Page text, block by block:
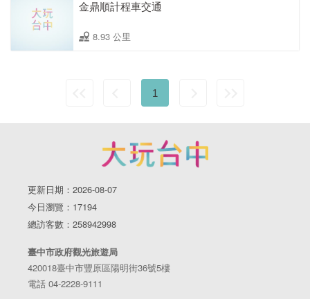
金鼎順計程車交通
8.93 公里
1
更新日期：2026-08-07
今日瀏覽：17194
總訪客數：258942998
臺中市政府觀光旅遊局
420018臺中市豐原區陽明街36號5樓
電話 04-2228-9111